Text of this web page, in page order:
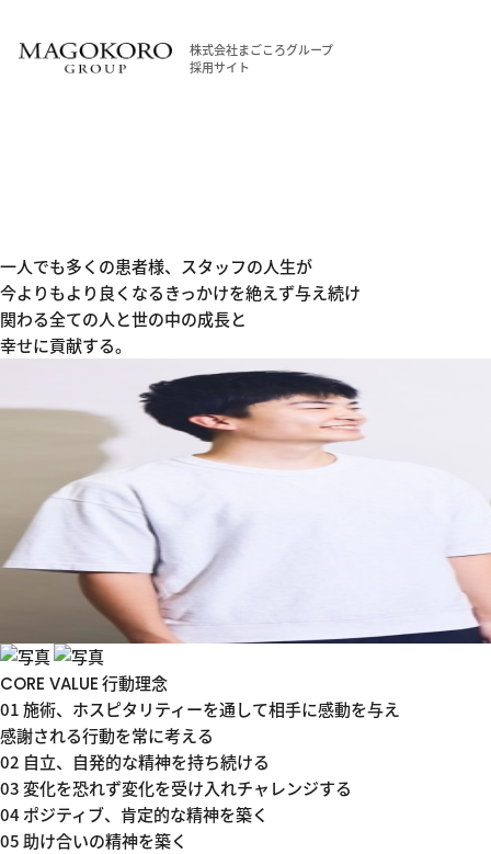
株式会社まごころグループ
採用サイト
一人でも多くの患者様、 スタッフの人生が
今よりもより良くなるきっかけを絶えず与え続け
関わる全ての人と世の中の成長と
幸せに貢献する。
CORE VALUE行動理念
01施術、ホスピタリティーを通して相手に感動を与え
感謝される行動を常に考える
02 自立、自発的な精神を持ち続ける
03変化を恐れず変化を受け入れチャレンジする
04 ポジティブ、肯定的な精神を築く
05 助け合いの精神を築く